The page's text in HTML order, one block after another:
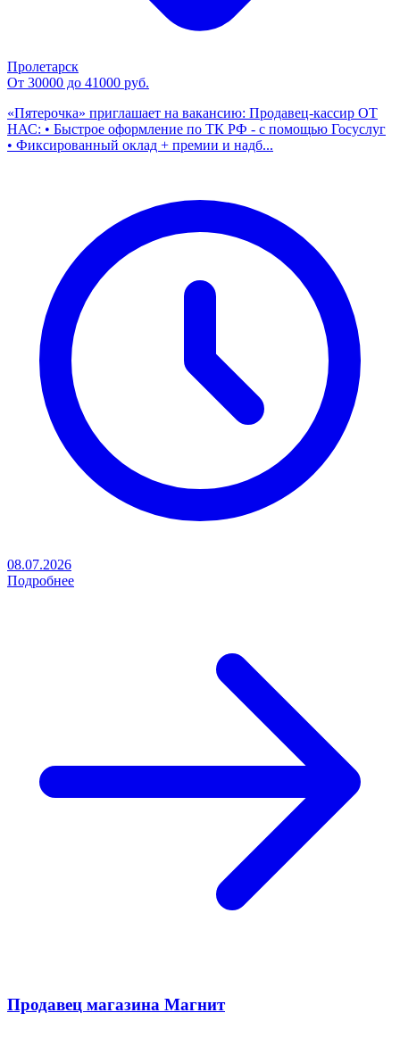
Пролетарск
От 30000 до 41000 руб.
«Пятерочка» приглашает на вакансию: Продавец-кассир ОТ
НАС: • Быстрое оформление по ТК РФ - с помощью Госуслуг
• Фиксированный оклад + премии и надб...
08.07.2026
Подробнее
Продавец магазина Магнит